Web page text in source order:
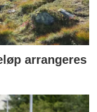
arrangeres